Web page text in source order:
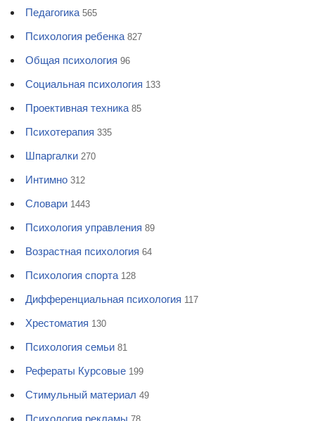
Педагогика 565
Психология ребенка 827
Общая психология 96
Социальная психология 133
Проективная техника 85
Психотерапия 335
Шпаргалки 270
Интимно 312
Словари 1443
Психология управления 89
Возрастная психология 64
Психология спорта 128
Дифференциальная психология 117
Хрестоматия 130
Психология семьи 81
Рефераты Курсовые 199
Стимульный материал 49